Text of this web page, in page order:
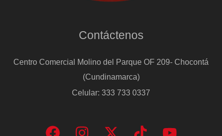
Contáctenos
Centro Comercial Molino del Parque OF 209- Chocontá
(Cundinamarca)
Celular: 333 733 0337